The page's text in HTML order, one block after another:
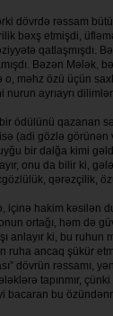
dövrdə rəssam
bəxş etmişdi,
qatlaşmışdı.
Bəzən
o, məhz özü üçün
nurun ayrıayrı
bir ödülünü qazanan
(adi gözlə görünən
bir dalğa kimi
onu da bi­lir ki,
qərəzçilik,
içinə hakim kəsilən
onun ortağı, həm də
anlayır ki, bu
ruha ancaq şükür
dövrün rəssamı,
tapınmır,
bacaran bu